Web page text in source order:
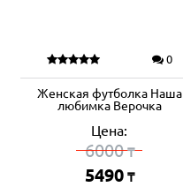
0
Женская футболка Наша
любимка Верочка
Цена:
6000₸
5490 ₸